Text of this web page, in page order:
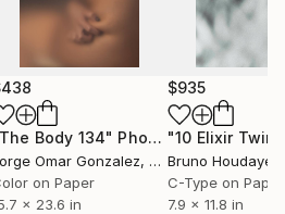
Body 134" Photograph
Omar Gonzalez, Spain
on Paper
x 23.6 in
$935
Bruno Houdayer
C-Type on Paper
7.9 x 11.8 in